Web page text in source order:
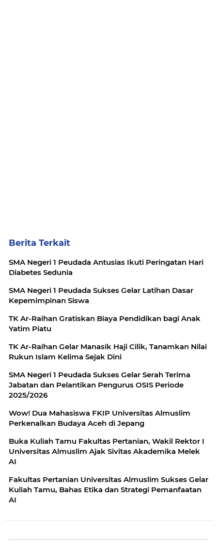
Berita Terkait
SMA Negeri 1 Peudada Antusias Ikuti Peringatan Hari
Diabetes Sedunia
SMA Negeri 1 Peudada Sukses Gelar Latihan Dasar
Kepemimpinan Siswa
TK Ar-Raihan Gratiskan Biaya Pendidikan bagi Anak
Yatim Piatu
TK Ar-Raihan Gelar Manasik Haji Cilik, Tanamkan Nilai
Rukun Islam Kelima Sejak Dini
SMA Negeri 1 Peudada Sukses Gelar Serah Terima
Jabatan dan Pelantikan Pengurus OSIS Periode
2025/2026
Wow! Dua Mahasiswa FKIP Universitas Almuslim
Perkenalkan Budaya Aceh di Jepang
Buka Kuliah Tamu Fakultas Pertanian, Wakil Rektor I
Universitas Almuslim Ajak Sivitas Akademika Melek
AI
Fakultas Pertanian Universitas Almuslim Sukses Gelar
Kuliah Tamu, Bahas Etika dan Strategi Pemanfaatan
AI